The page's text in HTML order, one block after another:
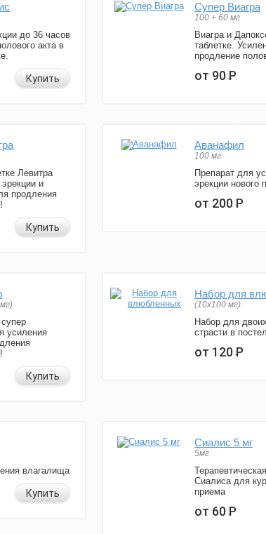
до 36 часов
акта в
Купить
Супер Виагра
100 + 60 мг
Виагра и
таблетке.
продление
от 90Р
Левитра
и
продления
Купить
Аванафил
100 мг
Препарат для
эрекции нового
от 200Р
усиления
Купить
Набор для
(10х100 мг)
Набор для
страсти в
от 120Р
влагалища
Купить
Сиалис 5 мг
5мг
Сиалиса для
приема
от 60Р